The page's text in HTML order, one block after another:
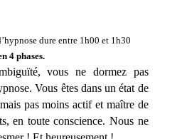
dure entre 1h00 et 1h30
4 phases.
vous ne dormez pas
Vous êtes dans un état de
pas moins actif et maître de
en toute conscience. Nous ne